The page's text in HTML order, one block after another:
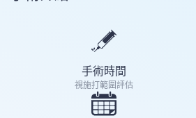
手術時間
視施打範圍評估